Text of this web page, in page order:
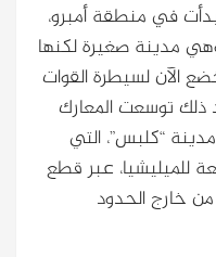
في منطقة أمبرو،
وهي مدينة صغيرة لكنها
الآن لسيطرة القوات
ذلك توسعت المعارك
“كلبس”، التي
للميليشيا، عبر قطع
خارج الحدود